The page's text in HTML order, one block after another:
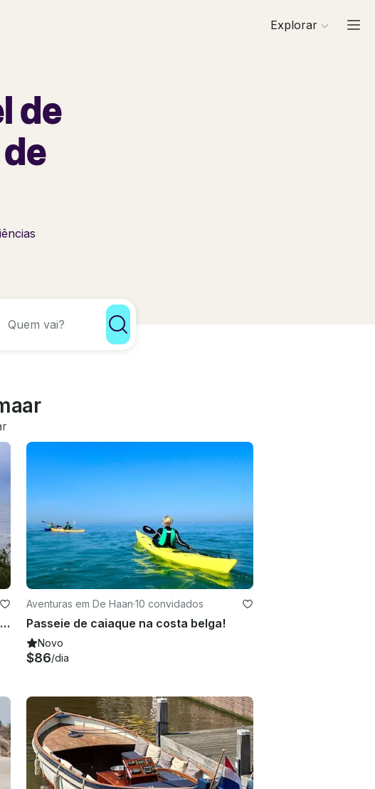
Explorar
de
20 minutos de passeio de flyboard em Heerhugowaard, Holanda do Norte!
Aventuras em De Haan·10 convidados
Passeie de caiaque na costa belga!
Novo
$86/dia